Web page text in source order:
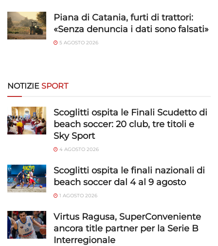
Piana di Catania, furti di trattori:
«Senza denuncia i dati sono falsati»
5 AGOSTO 2026
NOTIZIE SPORT
Scoglitti ospita le Finali Scudetto di
beach soccer: 20 club, tre titoli e
Sky Sport
4 AGOSTO 2026
Scoglitti ospita le finali nazionali di
beach soccer dal 4 al 9 agosto
1 AGOSTO 2026
Virtus Ragusa, SuperConveniente
ancora title partner per la Serie B
Interregionale